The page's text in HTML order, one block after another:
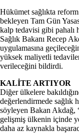
Hükümet sağlıkta
bekleyen Tam Gün
kalp tedavisi gibi pahalı
Sağlık Bakanı Recep
uygulamasına
yüksek maliyetli
verileceğini bildirdi.
KALİTE ARTIYOR
Diğer ülkelere
değerlendirmede sağlık
söyleyen Bakan Akdağ,
gelişmiş ülkenin içinde
daha az kaynakla